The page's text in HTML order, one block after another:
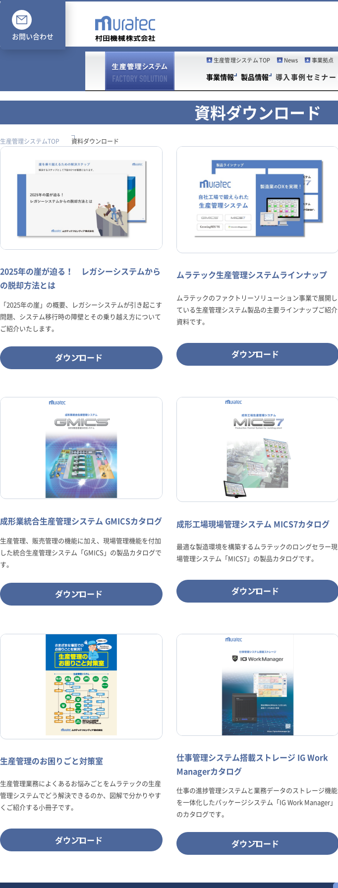
事業情報 製品情報 導入事例セミナー
生産管理システム TOP News 事業拠点
お問い合わせ
資料ダウンロード
生産管理システムTOP 資料ダウンロード
2025年の崖が迫る！ レガシーシステムから
の脱却方法とは
「2025年の崖」の概要、レガシーシステムが引き起こす
問題、システム移行時の障壁とその乗り越え方について
ご紹介いたします。
ダウンロード
ムラテック生産管理システムラインナップ
ムラテックのファクトリーソリューション事業で展開し
ている生産管理システム製品の主要ラインナップご紹介
資料です。
ダウンロード
成形業統合生産管理システム GMICSカタログ
生産管理、販売管理の機能に加え、現場管理機能を付加
した統合生産管理システム「GMICS」の製品カタログで
す。
ダウンロード
成形工場現場管理システム MICS7カタログ
最適な製造環境を構築するムラテックのロングセラー現
場管理システム「MICS7」の製品カタログです。
ダウンロード
生産管理のお困りごと対策室
生産管理業務によくあるお悩みごとをムラテックの生産
管理システムでどう解決できるのか、図解で分かりやす
くご紹介する小冊子です。
ダウンロード
仕事管理システム搭載ストレージ IG Work
Managerカタログ
仕事の進捗管理システムと業務データのストレージ機能
を一体化したパッケージシステム「IG Work Manager」
のカタログです。
ダウンロード